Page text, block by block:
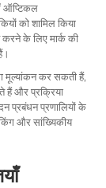
ऑप्टिकल
को शामिल किया
करने के लिए मार्क की
मूल्यांकन कर सकती हैं,
हैं और प्रक्रिया
प्रबंधन प्रणालियों के
और सांख्यिकीय